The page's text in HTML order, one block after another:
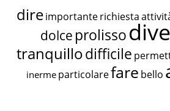
dire importante richiesta
dolce prolisso
tranquillodifficile
inerme particolarefare bello